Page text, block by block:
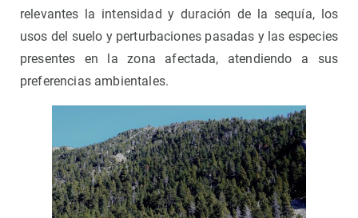
relevantes la intensidad y duración de la sequía, los
usos del suelo y perturbaciones pasadas y las especies
presentes en la zona afectada, atendiendo a sus
preferencias ambientales.